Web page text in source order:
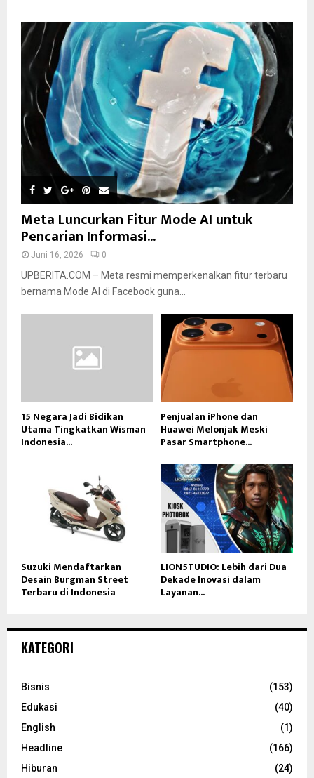
Meta Luncurkan Fitur Mode AI untuk
Pencarian Informasi...
Juni 16, 2026 0
UPBERITA.COM – Meta resmi memperkenalkan fitur terbaru
bernama Mode AI di Facebook guna...
15 Negara Jadi Bidikan
Utama Tingkatkan Wisman
Indonesia...
Penjualan iPhone dan
Huawei Melonjak Meski
Pasar Smartphone...
Suzuki Mendaftarkan
Desain Burgman Street
Terbaru di Indonesia
LION5TUDIO: Lebih dari Dua
Dekade Inovasi dalam
Layanan...
KATEGORI
Bisnis
(153)
Edukasi
(40)
English
(1)
Headline
(166)
Hiburan
(24)